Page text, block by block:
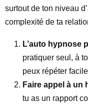
surtout de ton niveau
complexité de ta
L’auto hypnose
pratiquer seul, à
peux répéter
Faire appel à un
tu as un rapport